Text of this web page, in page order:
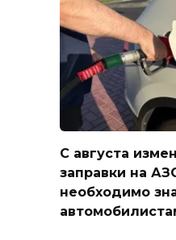
С августа
заправки на
необходимо